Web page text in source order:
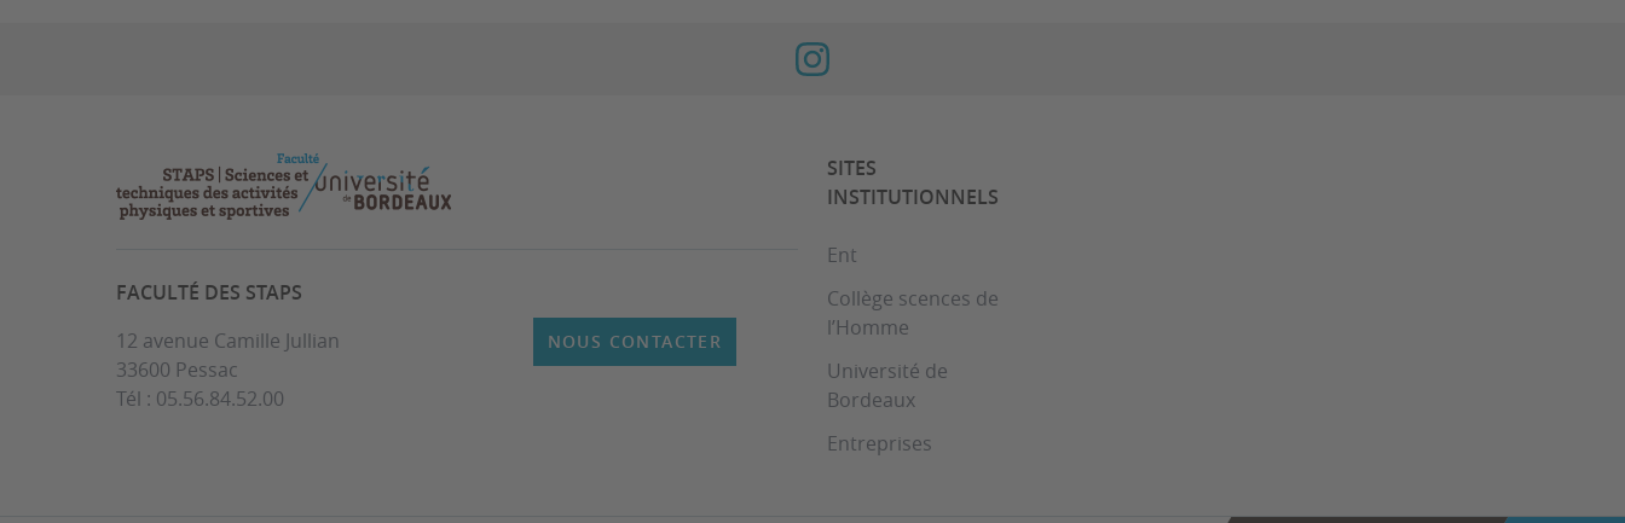
FACULTÉ DES STAPS
12 avenue Camille Jullian
33600 Pessac
Tél : 05.56.84.52.00
NOUS CONTACTER
SITES
INSTITUTIONNELS
Ent
Collège scences de
l’Homme
Université de
Bordeaux
Entreprises